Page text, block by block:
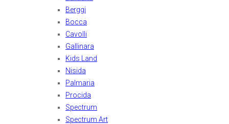
Berggi
Bocca
Cavolli
Gallinara
Kids Land
Nisida
Palmaria
Procida
Spectrum
Spectrum Art